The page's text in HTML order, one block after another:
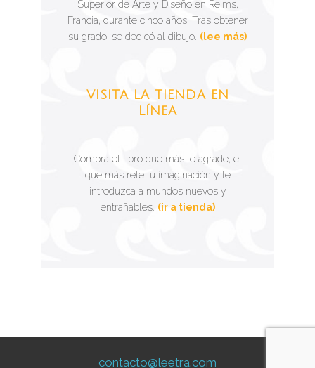
Superior de Arte y Diseño en Reims,
Francia, durante cinco años. Tras obtener
su grado, se dedicó al dibujo. (lee más)
VISITA LA TIENDA EN
LÍNEA
Compra el libro que más te agrade, el
que más rete tu imaginación y te
introduzca a mundos nuevos y
entrañables. (ir a tienda)
contacto@leetra.com